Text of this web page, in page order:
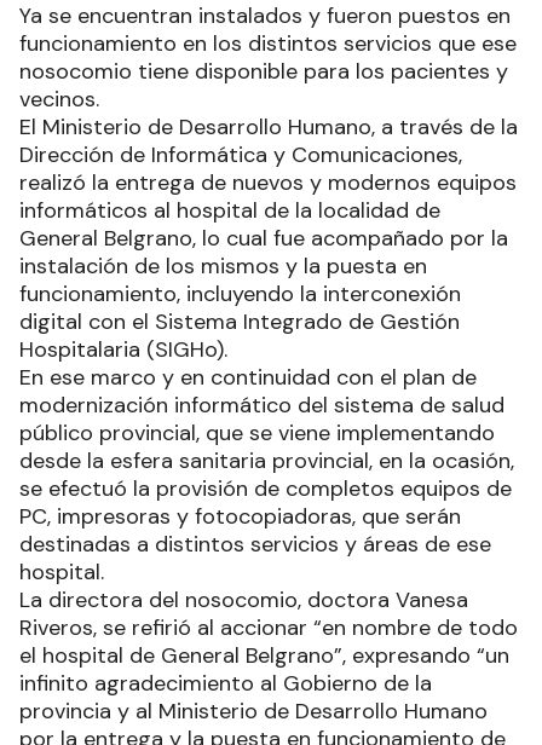
Ya se encuentran instalados y fueron puestos en
funcionamiento en los distintos servicios que ese
nosocomio tiene disponible para los pacientes y
vecinos.
El Ministerio de Desarrollo Humano, a través de la
Dirección de Informática y Comunicaciones,
realizó la entrega de nuevos y modernos equipos
informáticos al hospital de la localidad de
General Belgrano, lo cual fue acompañado por la
instalación de los mismos y la puesta en
funcionamiento, incluyendo la interconexión
digital con el Sistema Integrado de Gestión
Hospitalaria (SIGHo).
En ese marco y en continuidad con el plan de
modernización informático del sistema de salud
público provincial, que se viene implementando
desde la esfera sanitaria provincial, en la ocasión,
se efectuó la provisión de completos equipos de
PC, impresoras y fotocopiadoras, que serán
destinadas a distintos servicios y áreas de ese
hospital.
La directora del nosocomio, doctora Vanesa
Riveros, se refirió al accionar “en nombre de todo
el hospital de General Belgrano”, expresando “un
infinito agradecimiento al Gobierno de la
provincia y al Ministerio de Desarrollo Humano
por la entrega y la puesta en funcionamiento de